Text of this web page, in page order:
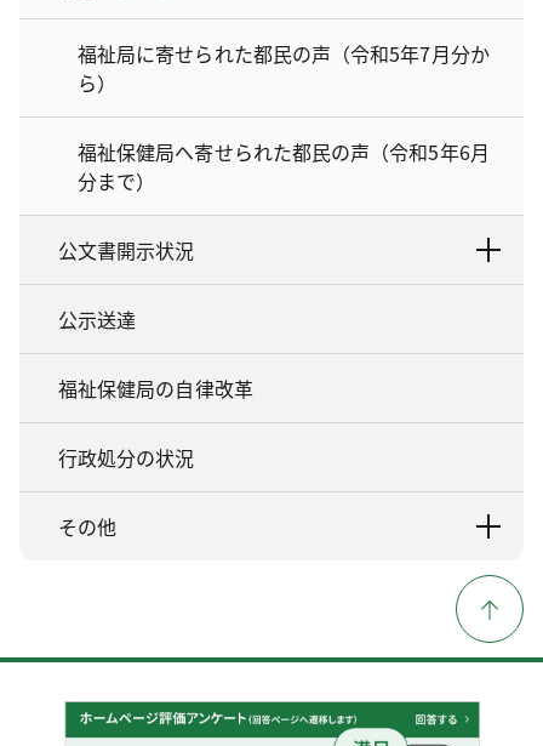
福祉局に寄せられた都民の声（令和5年7月分か
ら）
福祉保健局へ寄せられた都民の声（令和5年6月
分まで）
公文書開示状況
公示送達
福祉保健局の自律改革
行政処分の状況
その他